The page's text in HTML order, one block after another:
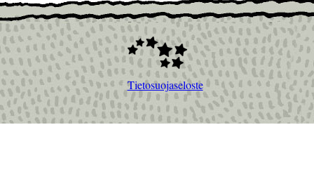
Tietosuojaseloste